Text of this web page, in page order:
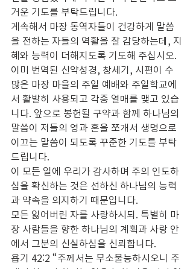
거운 기도를 부탁드립니다.
계속해서 마장 동역자들이 건강하게 말씀
을 전하는 자들의 역활을 잘 감당하는데, 지
혜와 능력이 더해지도록 기도해 주십시오.
이미 번역된 신약성경, 창세기, 시편이 수
많은 마장 마을의 주일 예배와 주일학교에
서 활발히 사용되고 각종 열매를 맺고 있습
니다. 앞으로 봉헌될 구약과 함께 하나님의
말씀이 저들의 영과 혼을 쪼개서 생명으로
이끄는 말씀이 되도록 꾸준한 기도를 부탁
드립니다.
이 모든 일에 우리가 감사하며 주의 인도하
심을 확신하는 것은 선하신 하나님의 능력
과 약속을 의지하기 때문입니다.
모든 잃어버린 자를 사랑하시되. 특별히 마
장 사람들을 향한 하나님의 계획과 사랑 안
에서 그분의 신실하심을 신뢰합니다.
욥기 42:2 “주께서는 무소불능하시오니 주